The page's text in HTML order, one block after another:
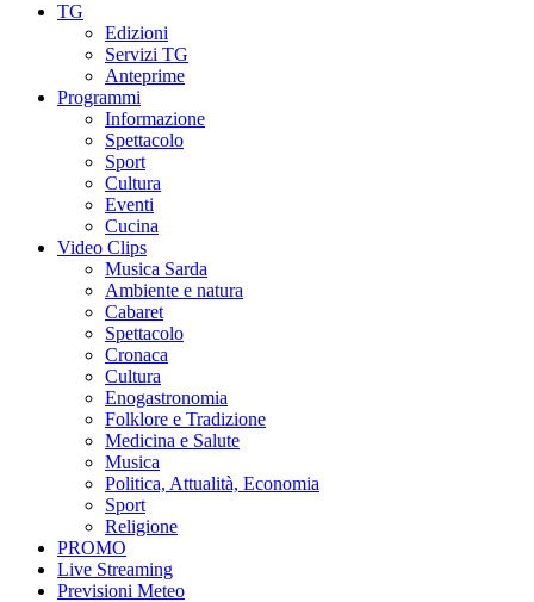
TG
Edizioni
Servizi TG
Anteprime
Programmi
Informazione
Spettacolo
Sport
Cultura
Eventi
Cucina
Video Clips
Musica Sarda
Ambiente e natura
Cabaret
Spettacolo
Cronaca
Cultura
Enogastronomia
Folklore e Tradizione
Medicina e Salute
Musica
Politica, Attualità, Economia
Sport
Religione
PROMO
Live Streaming
Previsioni Meteo